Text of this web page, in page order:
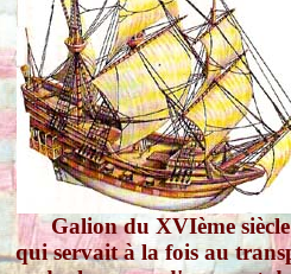
Galion du XVIème siècle
qui servait à la fois au